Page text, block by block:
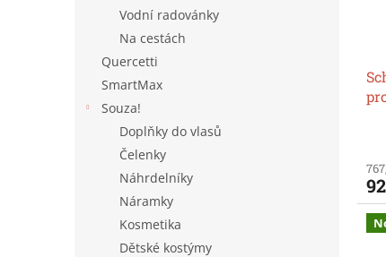
Vodní radovánky
Na cestách
Quercetti
SmartMax
Souza!
Doplňky do vlasů
Čelenky
Náhrdelníky
Náramky
Kosmetika
Dětské kostýmy